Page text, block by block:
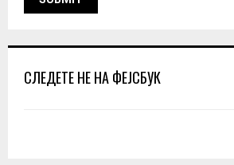
СЛЕДЕТЕ НЕ НА ФЕЈСБУК